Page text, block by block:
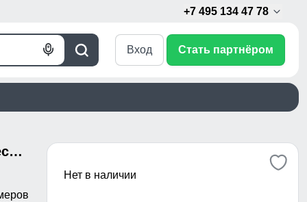
+7 495 134 47 78
Поиск
Голосовой
Вход Стать партнёром
Спортивный костюм мужской весна-лето серого цвета 25736Sr
Нет в наличии